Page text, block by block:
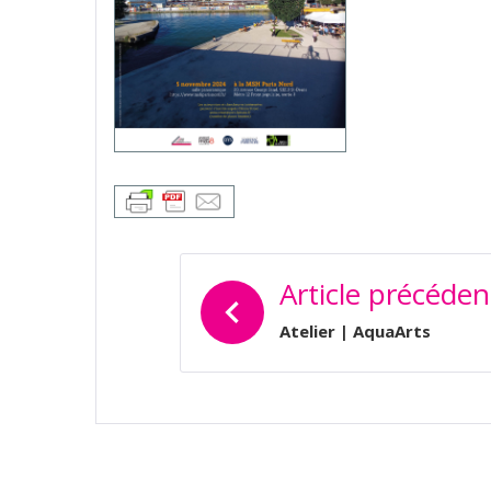
NAVIGATION
DE
L’ARTICLE
Article
Atelier | AquaArts